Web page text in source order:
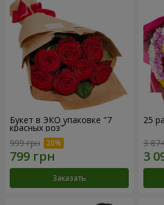
Букет в ЭКО упаковке "7
красных роз"
999 грн
Заказать
25
3